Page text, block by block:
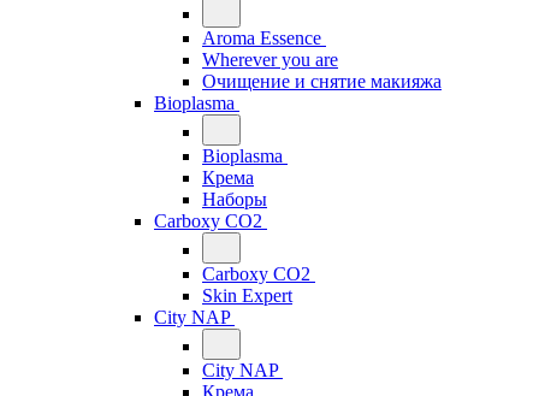
Aroma Essence
Wherever you are
Очищение и снятие макияжа
Bioplasma
Bioplasma
Крема
Наборы
Carboxy CO2
Carboxy CO2
Skin Expert
City NAP
City NAP
Крема